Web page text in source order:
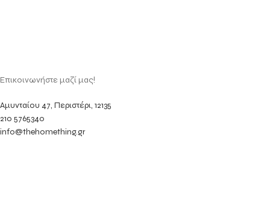
Επικοινωνήστε μαζί μας!
Αμυνταίου 47, Περιστέρι, 12135
210 5765340
info@thehomething.gr